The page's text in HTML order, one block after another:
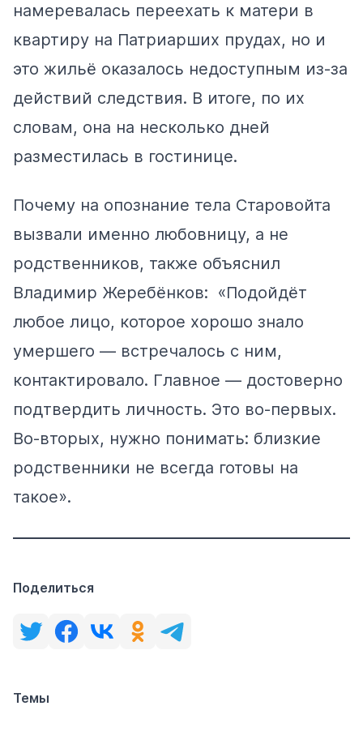
намеревалась переехать к матери в
квартиру на Патриарших прудах, но и
это жильё оказалось недоступным из-за
действий следствия. В итоге, по их
словам, она на несколько дней
разместилась в гостинице.
Почему на опознание тела Старовойта
вызвали именно любовницу, а не
родственников, также объяснил
Владимир Жеребёнков: «Подойдёт
любое лицо, которое хорошо знало
умершего — встречалось с ним,
контактировало. Главное — достоверно
подтвердить личность. Это во-первых.
Во-вторых, нужно понимать: близкие
родственники не всегда готовы на
такое».
Поделиться
Темы